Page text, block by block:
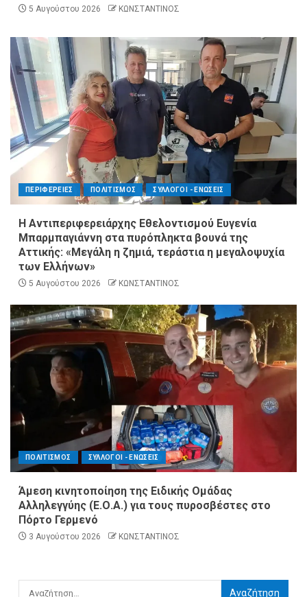
5 Αυγούστου 2026 ΚΩΝΣΤΑΝΤΙΝΟΣ
ΠΕΡΙΦΕΡΕΙΕΣ ΠΟΛΙΤΙΣΜΟΣ ΣΥΛΛΟΓΟΙ - ΕΝΩΣΕΙΣ
Η Αντιπεριφερειάρχης Εθελοντισμού Ευγενία
Μπαρμπαγιάννη στα πυρόπληκτα βουνά της
Αττικής: «Μεγάλη η ζημιά, τεράστια η μεγαλοψυχία
των Ελλήνων»
5 Αυγούστου 2026 ΚΩΝΣΤΑΝΤΙΝΟΣ
ΠΟΛΙΤΙΣΜΟΣ ΣΥΛΛΟΓΟΙ - ΕΝΩΣΕΙΣ
Άμεση κινητοποίηση της Ειδικής Ομάδας
Αλληλεγγύης (Ε.Ο.Α.) για τους πυροσβέστες στο
Πόρτο Γερμενό
3 Αυγούστου 2026 ΚΩΝΣΤΑΝΤΙΝΟΣ